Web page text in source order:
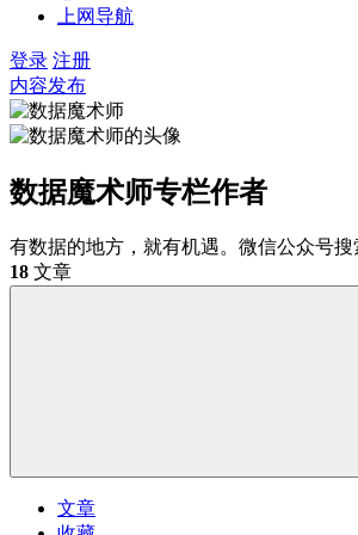
上网导航
登录 注册
内容发布
数据魔术师专栏作者
有数据的地方，就有机遇。微信公众号搜
18 文章
文章